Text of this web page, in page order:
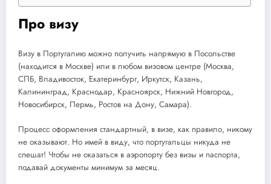
Про визу
Визу в Португалию можно получить напрямую в Посольстве
(находится в Москве) или в любом визовом центре (Москва,
СПБ, Владивосток, Екатеринбург, Иркутск, Казань,
Калининград, Краснодар, Красноярск, Нижний Новгород,
Новосибирск, Пермь, Ростов на Дону, Самара).
Процесс оформления стандартный, в визе, как правило, никому
не оказывают. Но имей в виду, что португальцы никуда не
спешат! Чтобы не оказаться в аэропорту без визы и паспорта,
подавай документы минимум за месяц.